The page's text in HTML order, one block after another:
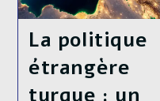
La politique
étrangère
turque : un